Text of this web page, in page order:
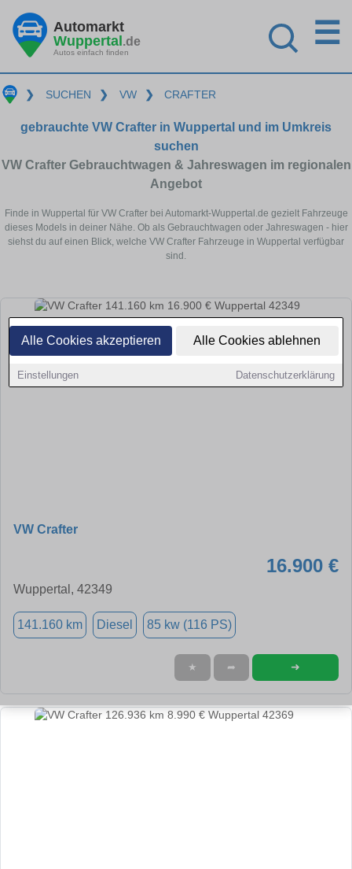
Alle Cookies akzeptieren Alle Cookies ablehnen
Einstellungen Datenschutzerklärung
Automarkt
Wuppertal.de
Autos einfach finden
☰
❯ SUCHEN ❯ VW ❯ CRAFTER
gebrauchte VW Crafter in Wuppertal und im Umkreis
suchen
VW Crafter Gebrauchtwagen & Jahreswagen im regionalen
Angebot
Finde in Wuppertal für VW Crafter bei Automarkt-Wuppertal.de gezielt Fahrzeuge
dieses Models in deiner Nähe. Ob als Gebrauchtwagen oder Jahreswagen - hier
siehst du auf einen Blick, welche VW Crafter Fahrzeuge in Wuppertal verfügbar
sind.
VW Crafter
16.900 €
Wuppertal, 42349
141.160 km Diesel 85 kw (116 PS)
★ ➦ ➜